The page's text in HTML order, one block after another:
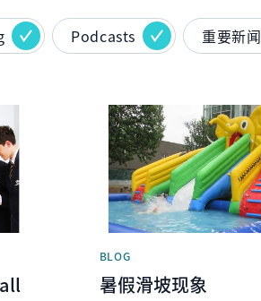
Podcasts 重要新闻
News image
BLOG
暑假滑坡现象